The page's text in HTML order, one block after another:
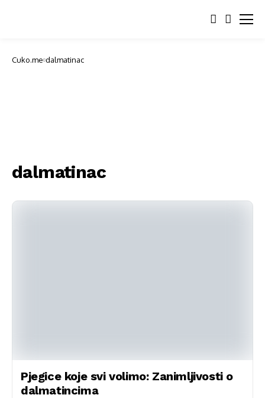
Cuko.me dalmatinac
dalmatinac
Pjegice koje svi volimo: Zanimljivosti o
dalmatincima